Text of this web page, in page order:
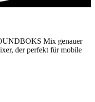
Mix genauer
der perfekt für mobile